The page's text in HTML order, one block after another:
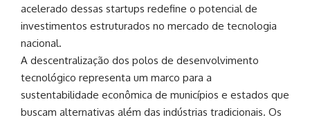
acelerado dessas startups redefine o potencial de
investimentos estruturados no mercado de tecnologia
nacional.
A descentralização dos polos de desenvolvimento
tecnológico representa um marco para a
sustentabilidade econômica de municípios e estados que
buscam alternativas além das indústrias tradicionais. Os